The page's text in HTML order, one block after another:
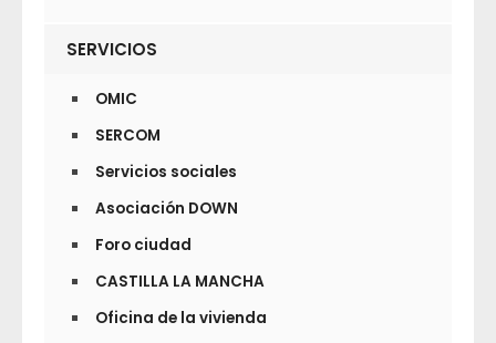
SERVICIOS
OMIC
SERCOM
Servicios sociales
Asociación DOWN
Foro ciudad
CASTILLA LA MANCHA
Oficina de la vivienda